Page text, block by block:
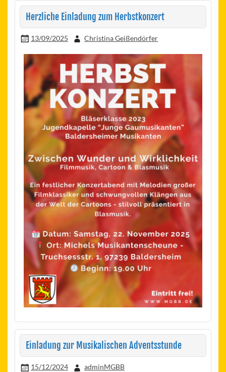
Herzliche Einladung zum Herbstkonzert
13/09/2025 Christina Geißendörfer
Einladung zur Musikalischen Adventsstunde
15/12/2024 adminMGBB